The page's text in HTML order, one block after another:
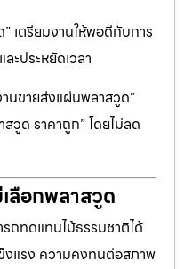
เตรียมงานให้พอดีกับการ
ะประหยัดเวลา
านขายส่งแผ่นพลาสวูด”
สวูด ราคาถูก” โดยไม่ลด
ลือกพลาสวูด
ถทดแทนไม้ธรรมชาติได้
งแรง ความคงทนต่อสภาพ